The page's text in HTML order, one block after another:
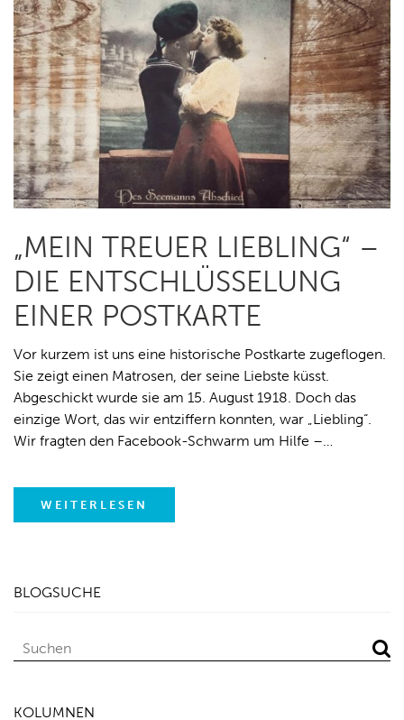
„MEIN TREUER LIEBLING“ –
DIE ENTSCHLÜSSELUNG
EINER POSTKARTE
Vor kurzem ist uns eine historische Postkarte zugeflogen.
Sie zeigt einen Matrosen, der seine Liebste küsst.
Abgeschickt wurde sie am 15. August 1918. Doch das
einzige Wort, das wir entziffern konnten, war „Liebling“.
Wir fragten den Facebook-Schwarm um Hilfe –…
WEITERLESEN
BLOGSUCHE
KOLUMNEN